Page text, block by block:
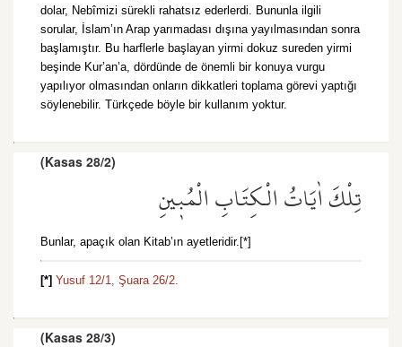
dolar, Nebîmizi sürekli rahatsız ederlerdi. Bununla ilgili
sorular, İslam’ın Arap yarımadası dışına yayılmasından sonra
başlamıştır. Bu harflerle başlayan yirmi dokuz sureden yirmi
beşinde Kur’an’a, dördünde de önemli bir konuya vurgu
yapılıyor olmasından onların dikkatleri toplama görevi yaptığı
söylenebilir. Türkçede böyle bir kullanım yoktur.
(Kasas 28/2)
تِلْكَ اٰيَاتُ الْكِتَابِ الْمُب۪ينِ
Bunlar, apaçık olan Kitab’ın ayetleridir.[*]
[*] Yusuf 12/1, Şuara 26/2.
(Kasas 28/3)